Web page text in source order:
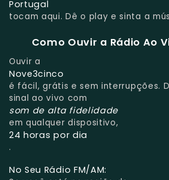
Portugal
tocam aqui. Dê o play e sinta a
Como Ouvir a Rádio Ao
Ouvir a
Nove3cinco
é fácil, grátis e sem interrupções.
sinal ao vivo com
som de alta fidelidade
em qualquer dispositivo,
24 horas por dia
.
No Seu Rádio FM/AM: